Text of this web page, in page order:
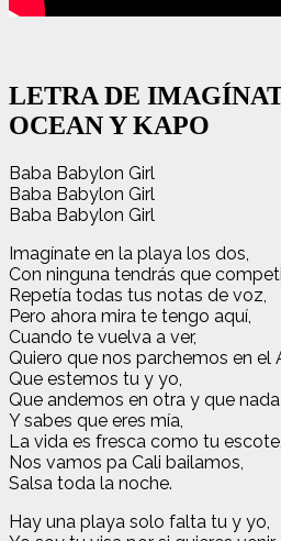
LETRA DE
OCEAN Y KAPO
Baba Babylon Girl
Baba Babylon Girl
Baba Babylon Girl
Imagínate en la playa los dos,
Con ninguna tendrás que
Repetía todas tus notas de voz,
Pero ahora mira te tengo aquí,
Cuando te vuelva a ver,
Quiero que nos parchemos en el
Que estemos tu y yo,
Que andemos en otra y que
Y sabes que eres mía,
La vida es fresca como tu escote,
Nos vamos pa Cali bailamos,
Salsa toda la noche.
Hay una playa solo falta tu y yo,